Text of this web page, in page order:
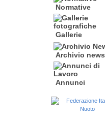
Normative
Gallerie
Archivio news
Annunci